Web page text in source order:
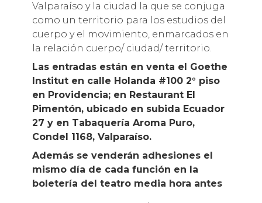
Valparaíso y la ciudad la que se conjuga
como un territorio para los estudios del
cuerpo y el movimiento, enmarcados en
la relación cuerpo/ ciudad/ territorio.
Las entradas están en venta el Goethe
Institut en calle Holanda #100 2° piso
en Providencia; en Restaurant El
Pimentón, ubicado en subida Ecuador
27 y en Tabaquería Aroma Puro,
Condel 1168, Valparaíso.
Además se venderán adhesiones el
mismo día de cada función en la
boletería del teatro media hora antes